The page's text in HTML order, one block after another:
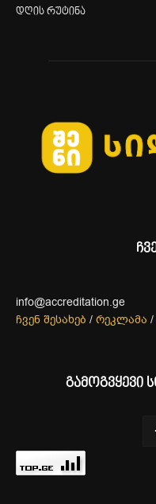
დღის რუტინა
info@accreditation.ge
ჩვენ შესახებ / რეკლამა /
გამოგვყევი